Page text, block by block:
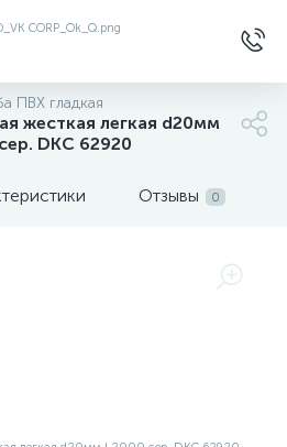
ПВХ гладкая
жесткая легкая d20мм
DKC 62920
Отзывы 0